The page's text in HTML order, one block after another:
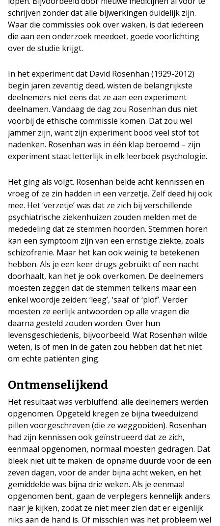
schrijven zonder dat alle bijwerkingen duidelijk zijn.
Waar die commissies ook over waken, is dat iedereen
die aan een onderzoek meedoet, goede voorlichting
over de studie krijgt.
In het experiment dat David Rosenhan (1929-2012)
begin jaren zeventig deed, wisten de belangrijkste
deelnemers niet eens dat ze aan een experiment
deelnamen. Vandaag de dag zou Rosenhan dus niet
voorbij de ethische commissie komen. Dat zou wel
jammer zijn, want zijn experiment bood veel stof tot
nadenken. Rosenhan was in één klap beroemd – zijn
experiment staat letterlijk in elk leerboek psychologie.
Het ging als volgt. Rosenhan belde acht kennissen en
vroeg of ze zin hadden in een verzetje. Zelf deed hij ook
mee. Het ‘verzetje’ was dat ze zich bij verschillende
psychiatrische ziekenhuizen zouden melden met de
mededeling dat ze stemmen hoorden. Stemmen horen
kan een symptoom zijn van een ernstige ziekte, zoals
schizofrenie. Maar het kan ook weinig te betekenen
hebben. Als je een keer drugs gebruikt of een nacht
doorhaalt, kan het je ook overkomen. De deelnemers
moesten zeggen dat de stemmen telkens maar een
enkel woordje zeiden: ‘leeg’, ‘saai’ of ‘plof’. Verder
moesten ze eerlijk antwoorden op alle vragen die
daarna gesteld zouden worden. Over hun
levensgeschiedenis, bijvoorbeeld. Wat Rosenhan wilde
weten, is of men in de gaten zou hebben dat het niet
om echte patiënten ging.
Ontmenselijkend
Het resultaat was verbluffend: alle deelnemers werden
opgenomen. Opgeteld kregen ze bijna tweeduizend
pillen voorgeschreven (die ze weggooiden). Rosenhan
had zijn kennissen ook geïnstrueerd dat ze zich,
eenmaal opgenomen, normaal moesten gedragen. Dat
bleek niet uit te maken: de opname duurde voor de een
zeven dagen, voor de ander bijna acht weken, en het
gemiddelde was bijna drie weken. Als je eenmaal
opgenomen bent, gaan de verplegers kennelijk anders
naar je kijken, zodat ze niet meer zien dat er eigenlijk
niks aan de hand is. Of misschien was het probleem wel